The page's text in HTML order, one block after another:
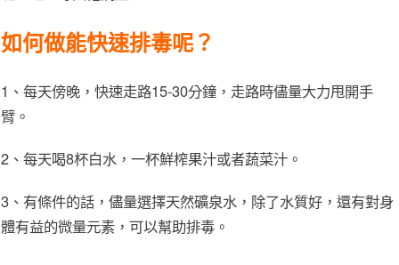
如何做能快速排毒呢？
1、每天傍晚，快速走路15-30分鐘，走路時儘量大力甩開手
臂。
2、每天喝8杯白水，一杯鮮榨果汁或者蔬菜汁。
3、有條件的話，儘量選擇天然礦泉水，除了水質好，還有對身
體有益的微量元素，可以幫助排毒。